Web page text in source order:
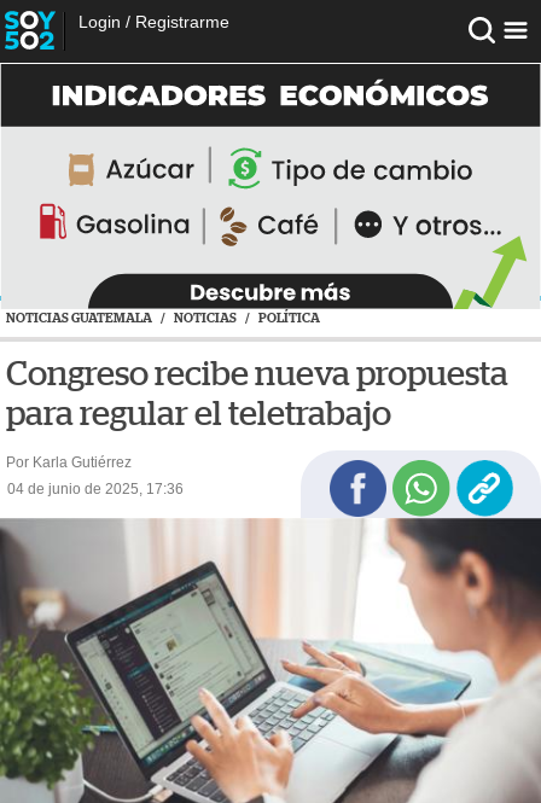
Login / Registrarme
NOTICIAS GUATEMALA / NOTICIAS / POLÍTICA
Congreso recibe nueva propuesta
para regular el teletrabajo
Por Karla Gutiérrez
04 de junio de 2025, 17:36